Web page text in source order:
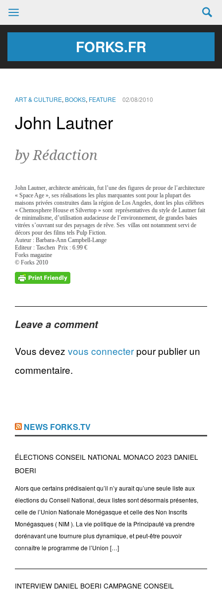
FORKS.FR
ART & CULTURE, BOOKS, FEATURE 02/08/2010
John Lautner
by Rédaction
John Lautner, architecte américain, fut l’une des figures de proue de l’architecture
« Space Age », ses réalisations les plus marquantes sont pour la plupart des
maisons privées construites dans la région de Los Angeles, dont les plus célèbres
« Chemosphere House et Silvertop » sont représentatives du style de Lautner fait
de minimalisme, d’utilisation audacieuse de l’environnement, de grandes baies
vitrées s’ouvrant sur des paysages de rêve. Ses villas ont notamment servi de
décors pour des films tels Pulp Fiction.
Auteur : Barbara-Ann Campbell-Lange
Editeur : Taschen Prix : 6.99 €
Forks magazine
© Forks 2010
Leave a comment
Vous devez vous connecter pour publier un
commentaire.
NEWS FORKS.TV
ÉLECTIONS CONSEIL NATIONAL MONACO 2023 DANIEL
BOERI
Alors que certains prédisaient qu’il n’y aurait qu’une seule liste aux
élections du Conseil National, deux listes sont désormais présentes,
celle de l’Union Nationale Monégasque et celle des Non Inscrits
Monégasques ( NIM ). La vie politique de la Principauté va prendre
dorénavant une tournure plus dynamique, et peut-être pouvoir
connaître le programme de l’Union […]
INTERVIEW DANIEL BOERI CAMPAGNE CONSEIL